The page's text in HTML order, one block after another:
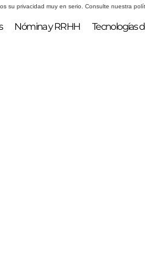
Nómina y RRHH Tecnologías
su privacidad muy en serio. Consulte nuestra